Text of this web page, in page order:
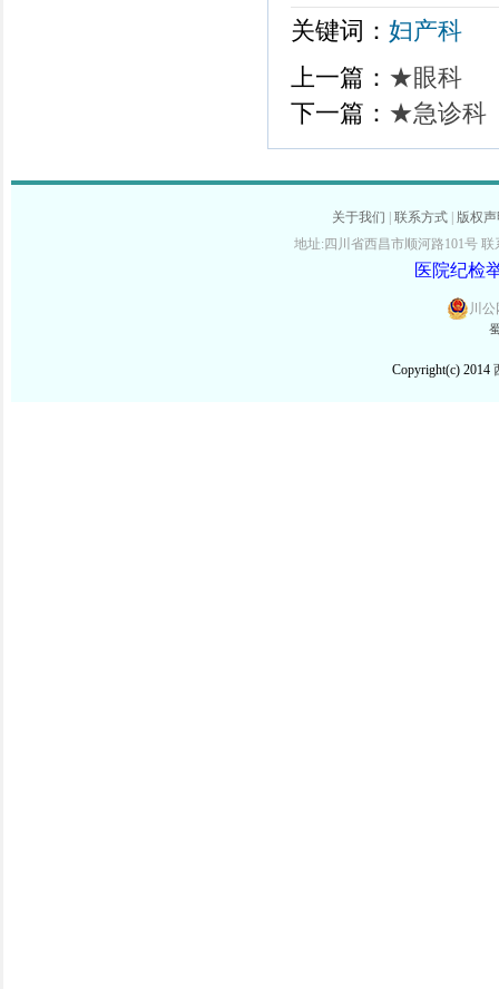
关键词： 妇产科
上一篇： ★眼科
下一篇： ★急诊科
关于我们 联系方式
版权
地址:四川省西昌市顺河路101号 联
医院纪检
川公
Copyright(c) 2014